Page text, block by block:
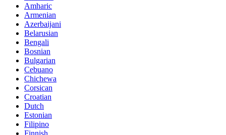
Amharic
Armenian
Azerbaijani
Belarusian
Bengali
Bosnian
Bulgarian
Cebuano
Chichewa
Corsican
Croatian
Dutch
Estonian
Filipino
Finnish